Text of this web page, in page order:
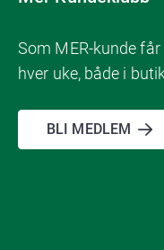
Som MER-kunde
hver uke, både i
BLI MEDLEM